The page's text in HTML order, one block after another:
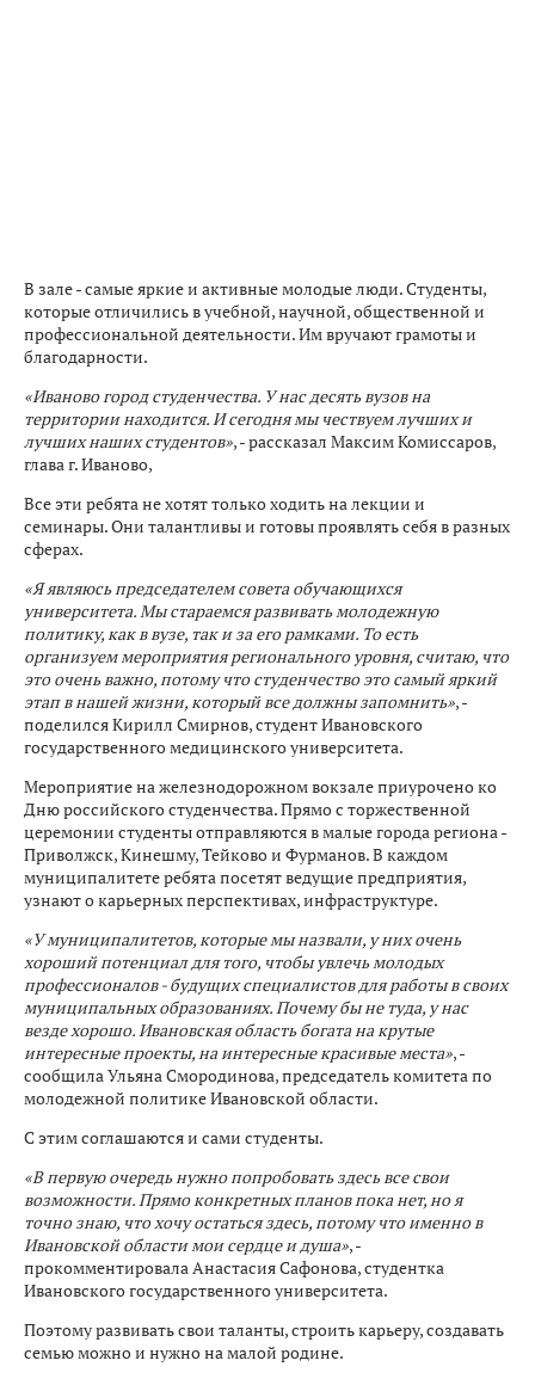
В зале - самые яркие и активные молодые люди. Студенты,
которые отличились в учебной, научной, общественной и
профессиональной деятельности. Им вручают грамоты и
благодарности.
«Иваново город студенчества. У нас десять вузов на
территории находится. И сегодня мы чествуем лучших и
лучших наших студентов», - рассказал Максим Комиссаров,
глава г. Иваново,
Все эти ребята не хотят только ходить на лекции и
семинары. Они талантливы и готовы проявлять себя в разных
сферах.
«Я являюсь председателем совета обучающихся
университета. Мы стараемся развивать молодежную
политику, как в вузе, так и за его рамками. То есть
организуем мероприятия регионального уровня, считаю, что
это очень важно, потому что студенчество это самый яркий
этап в нашей жизни, который все должны запомнить», -
поделился Кирилл Смирнов, студент Ивановского
государственного медицинского университета.
Мероприятие на железнодорожном вокзале приурочено ко
Дню российского студенчества. Прямо с торжественной
церемонии студенты отправляются в малые города региона -
Приволжск, Кинешму, Тейково и Фурманов. В каждом
муниципалитете ребята посетят ведущие предприятия,
узнают о карьерных перспективах, инфраструктуре.
«У муниципалитетов, которые мы назвали, у них очень
хороший потенциал для того, чтобы увлечь молодых
профессионалов - будущих специалистов для работы в своих
муниципальных образованиях. Почему бы не туда, у нас
везде хорошо. Ивановская область богата на крутые
интересные проекты, на интересные красивые места», -
сообщила Ульяна Смородинова, председатель комитета по
молодежной политике Ивановской области.
С этим соглашаются и сами студенты.
«В первую очередь нужно попробовать здесь все свои
возможности. Прямо конкретных планов пока нет, но я
точно знаю, что хочу остаться здесь, потому что именно в
Ивановской области мои сердце и душа», -
прокомментировала Анастасия Сафонова, студентка
Ивановского государственного университета.
Поэтому развивать свои таланты, строить карьеру, создавать
семью можно и нужно на малой родине.